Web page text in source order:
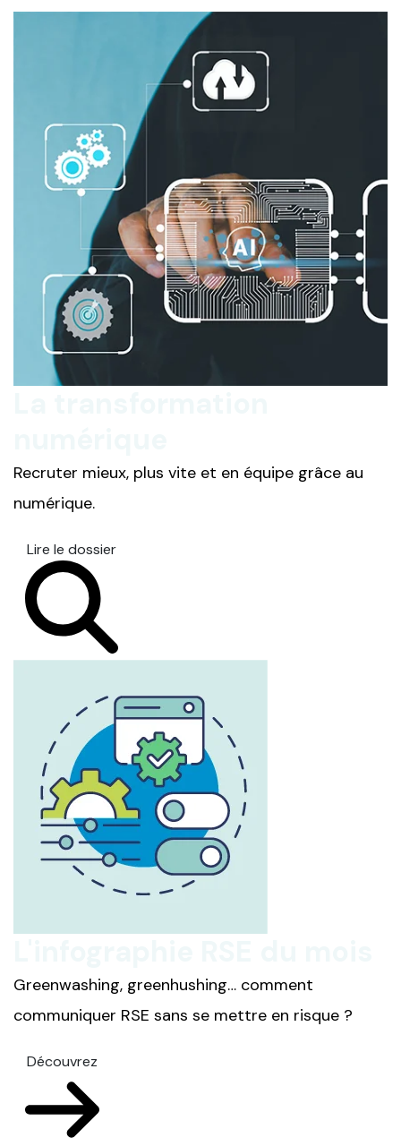
Recruter mieux, plus vite et en équipe grâce au
numérique.
Lire le dossier
Greenwashing, greenhushing… comment
communiquer RSE sans se mettre en risque ?
Découvrez